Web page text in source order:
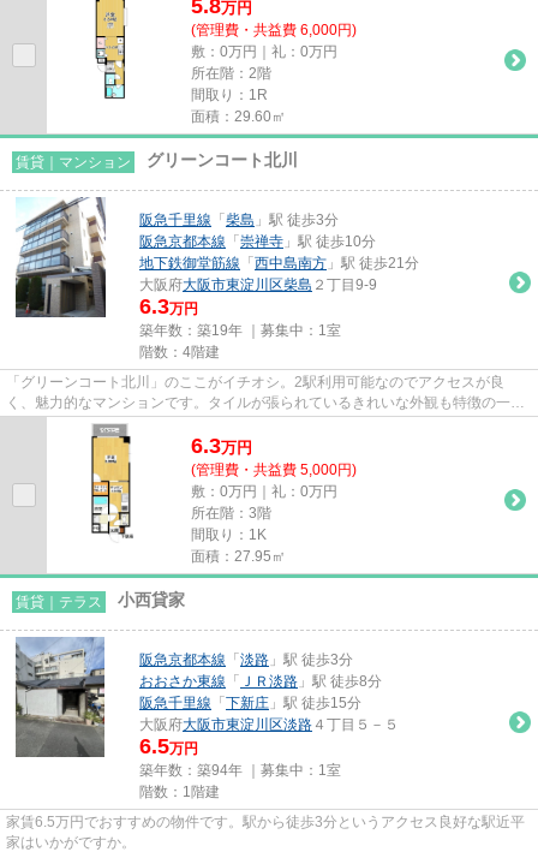
5.8万円
(管理費・共益費 6,000円)
敷：0万円｜礼：0万円
所在階：2階
間取り：1R
面積：29.60㎡
賃貸｜マンション グリーンコート北川
阪急千里線 「 柴島 」駅 徒歩3分
阪急京都本線 「 崇禅寺 」駅 徒歩10分
地下鉄御堂筋線 「 西中島南方 」駅 徒歩21分
大阪府大阪市東淀川区柴島 ２丁目9-9
6.3万円
築年数：築19年 ｜募集中： 1室
階数：4階建
「グリーンコート北川」のここがイチオシ。2駅利用可能なのでアクセスが良
く、魅力的なマンションです。タイルが張られているきれいな外観も特徴の一つ
です。こちらの物件はエレベータ...
6.3万円
(管理費・共益費 5,000円)
敷：0万円｜礼：0万円
所在階：3階
間取り：1K
面積：27.95㎡
賃貸｜テラス 小西貸家
阪急京都本線 「 淡路 」駅 徒歩3分
おおさか東線 「 ＪＲ淡路 」駅 徒歩8分
阪急千里線 「 下新庄 」駅 徒歩15分
大阪府大阪市東淀川区淡路 ４丁目５－５
6.5万円
築年数：築94年 ｜募集中： 1室
階数：1階建
家賃6.5万円でおすすめの物件です。駅から徒歩3分というアクセス良好な駅近平
家はいかがですか。